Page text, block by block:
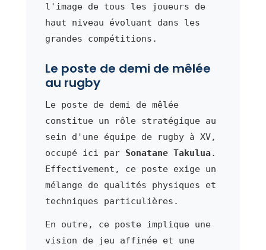
l'image de tous les joueurs de
haut niveau évoluant dans les
grandes compétitions.
Le poste de demi de mêlée
au rugby
Le poste de demi de mêlée
constitue un rôle stratégique au
sein d'une équipe de rugby à XV,
occupé ici par Sonatane Takulua .
Effectivement, ce poste exige un
mélange de qualités physiques et
techniques particulières.
En outre, ce poste implique une
vision de jeu affinée et une